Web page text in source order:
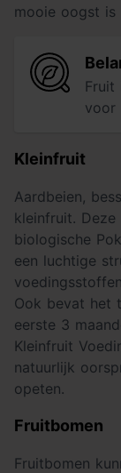
mooie oogst is
Fruit
voor
Kleinfruit
Aardbeien,
kleinfruit.
biologische
een luchtige
Ook bevat het
eerste 3
Kleinfruit
natuurlijk
opeten.
Fruitbomen
Fruitbomen